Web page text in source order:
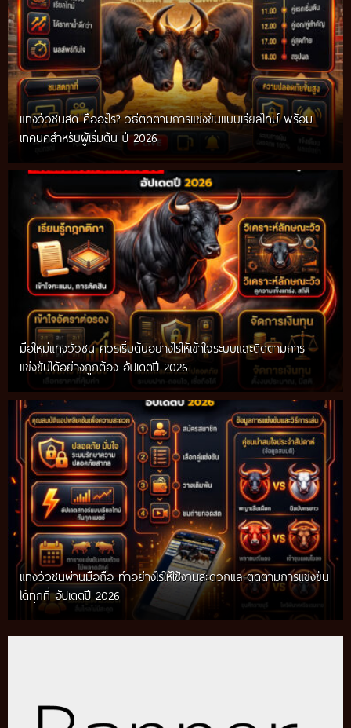
แทงวัวชนสด คืออะไร? วิธีติดตามการแข่งขันแบบเรียลไทม์ พร้อม
เทคนิคสำหรับผู้เริ่มต้น ปี 2026
มือใหม่แทงวัวชน ควรเริ่มต้นอย่างไรให้เข้าใจระบบและติดตามการ
แข่งขันได้อย่างถูกต้อง อัปเดตปี 2026
แทงวัวชนผ่านมือถือ ทำอย่างไรให้ใช้งานสะดวกและติดตามการแข่งขัน
ได้ทุกที่ อัปเดตปี 2026